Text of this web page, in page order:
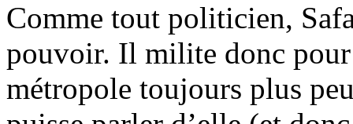
Comme tout politicien,
pouvoir. Il milite donc
métropole toujours plus